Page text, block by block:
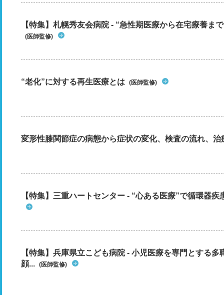
【特集】札幌秀友会病院 - “急性期医療から在宅療養ま
(医師監修)
“老化”に対する再生医療とは (医師監修)
変形性膝関節症の病態から症状の変化、検査の流れ、治
【特集】三重ハートセンター - “心ある医療”で循環器疾
【特集】兵庫県立こども病院 - 小児医療を専門とする
顔... (医師監修)